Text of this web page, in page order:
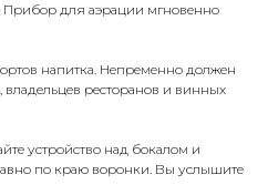
Прибор для аэрации мгновенно
напитка. Непременно должен
владельцев ресторанов и винных
устройство над бокалом и
по краю воронки. Вы услышите